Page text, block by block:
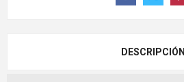
DESCRIPCIÓN